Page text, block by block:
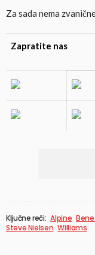
Za sada nema
Zapratite nas
Ključne reči: Alpine
Steve Nielsen Williams